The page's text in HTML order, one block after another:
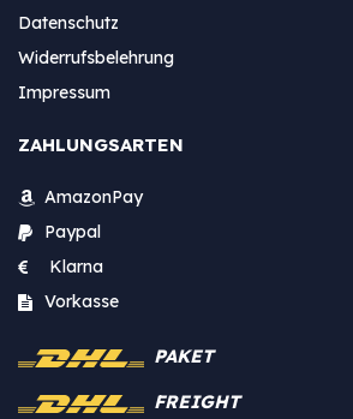
Datenschutz
Widerrufsbelehrung
Impressum
ZAHLUNGSARTEN
AmazonPay
Paypal
Klarna
Vorkasse
PAKET
FREIGHT